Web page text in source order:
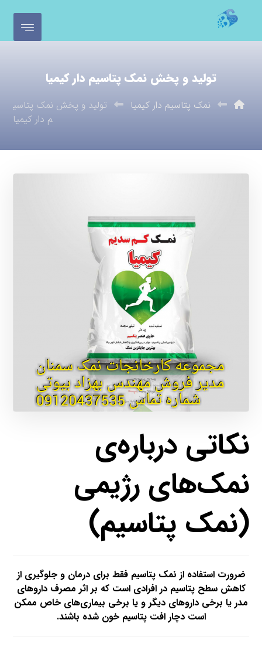
تولید و پخش نمک پتاسیم دار کیمیا
نمک پتاسیم دار کیمیا
تولید و پخش نمک پتاسی
م دار کیمیا
نکاتی درباره‌ی
نمک‌های رژیمی
(نمک پتاسیم)
ضرورت استفاده از نمک پتاسیم فقط برای درمان و جلوگیری از
کاهش سطح پتاسیم در افرادی است که بر اثر مصرف داروهای
مدر یا برخی داروهای دیگر و یا برخی بیماری‌های خاص ممکن
است دچار افت پتاسیم خون شده باشند.